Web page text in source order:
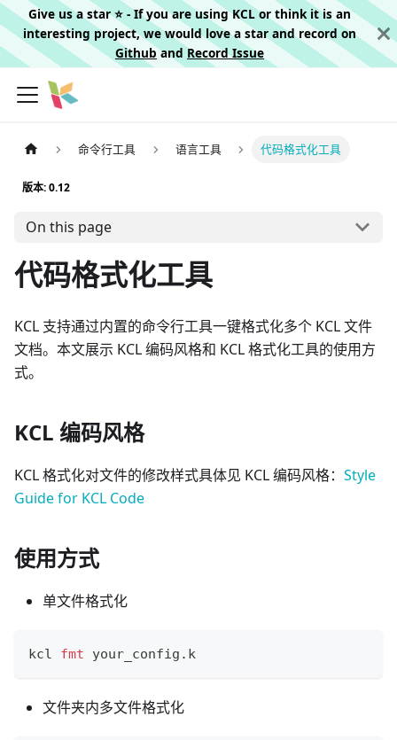
Give us a star ⭐️ - If you are using KCL or think it is an
interesting project, we would love a star and record on
Githuband Record Issue
命令行工具 语言工具 代码格式化工具
版本: 0.12
On this page
代码格式化工具
KCL 支持通过内置的命令行工具一键格式化多个 KCL 文件
文档。本文展示 KCL 编码风格和 KCL 格式化工具的使用方
式。
KCL 编码风格
KCL 格式化对文件的修改样式具体见 KCL 编码风格： Style
Guide for KCL Code
使用方式
单文件格式化
kcl fmt your_config.k
文件夹内多文件格式化